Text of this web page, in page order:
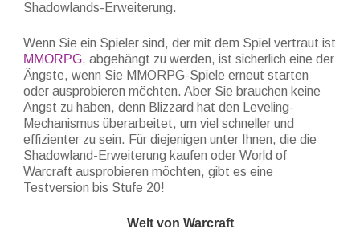
Shadowlands-Erweiterung.
Wenn Sie ein Spieler sind, der mit dem Spiel vertraut ist
MMORPG, abgehängt zu werden, ist sicherlich eine der
Ängste, wenn Sie MMORPG-Spiele erneut starten
oder ausprobieren möchten. Aber Sie brauchen keine
Angst zu haben, denn Blizzard hat den Leveling-
Mechanismus überarbeitet, um viel schneller und
effizienter zu sein. Für diejenigen unter Ihnen, die die
Shadowland-Erweiterung kaufen oder World of
Warcraft ausprobieren möchten, gibt es eine
Testversion bis Stufe 20!
Welt von Warcraft